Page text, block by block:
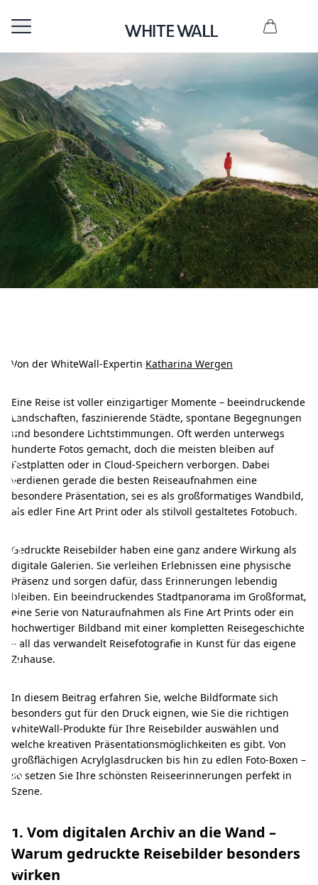
i
e
f
o
t
o
d
r
u
c
k
e
:
T
i
p
p
s
f
ü
Von der WhiteWall-Expertin Katharina Wergen
Eine Reise ist voller einzigartiger Momente – beeindruckende
Landschaften, faszinierende Städte, spontane Begegnungen
und besondere Lichtstimmungen. Oft werden unterwegs
hunderte Fotos gemacht, doch die meisten bleiben auf
Festplatten oder in Cloud-Speichern verborgen. Dabei
verdienen gerade die besten Reiseaufnahmen eine
besondere Präsentation, sei es als großformatiges Wandbild,
als edler Fine Art Print oder als stilvoll gestaltetes Fotobuch.
Gedruckte Reisebilder haben eine ganz andere Wirkung als
digitale Galerien. Sie verleihen Erlebnissen eine physische
Präsenz und sorgen dafür, dass Erinnerungen lebendig
bleiben. Ein beeindruckendes Stadtpanorama im Großformat,
eine Serie von Naturaufnahmen als Fine Art Prints oder ein
hochwertiger Bildband mit einer kompletten Reisegeschichte
– all das verwandelt Reisefotografie in Kunst für das eigene
Zuhause.
In diesem Beitrag erfahren Sie, welche Bildformate sich
besonders gut für den Druck eignen, wie Sie die richtigen
WhiteWall-Produkte für Ihre Reisebilder auswählen und
welche kreativen Präsentationsmöglichkeiten es gibt. Von
großflächigen Acrylglasdrucken bis hin zu edlen Foto-Boxen –
so setzen Sie Ihre schönsten Reiseerinnerungen perfekt in
Szene.
1. Vom digitalen Archiv an die Wand –
Warum gedruckte Reisebilder besonders
wirken